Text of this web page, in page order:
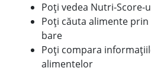
Poți vedea Nutri-Score-
Poți căuta alimente
bare
Poți compara
alimentelor